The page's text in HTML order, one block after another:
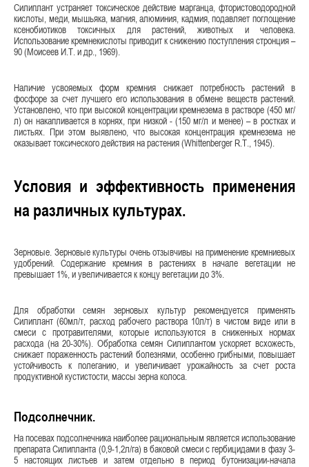
Силиплант устраняет токсическое действие марганца, фтористоводородной
кислоты, меди, мышьяка, магния, алюминия, кадмия, подавляет поглощение
ксенобиотиков токсичных для растений, животных и человека.
Использование кремнекислоты приводит к снижению поступления стронция –
90 (Моисеев И.Т. и др., 1969).
Наличие усвояемых форм кремния снижает потребность растений в
фосфоре за счет лучшего его использования в обмене веществ растений.
Установлено, что при высокой концентрации кремнезема в растворе (450 мг/
л) он накапливается в корнях, при низкой - (150 мг/л и менее) – в ростках и
листьях. При этом выявлено, что высокая концентрация кремнезема не
оказывает токсического действия на растения (Whittenberger R.T., 1945).
Условия и эффективность применения
на различных культурах.
Зерновые. Зерновые культуры очень отзывчивы на применение кремниевых
удобрений. Содержание кремния в растениях в начале вегетации не
превышает 1%, и увеличивается к концу вегетации до 3%.
Для обработки семян зерновых культур рекомендуется применять
Силиплант (60мл/т, расход рабочего раствора 10л/т) в чистом виде или в
смеси с протравителями, которые используются в сниженных нормах
расхода (на 20-30%). Обработка семян Силиплантом ускоряет всхожесть,
снижает пораженность растений болезнями, особенно грибными, повышает
устойчивость к полеганию, и увеличивает урожайность за счет роста
продуктивной кустистости, массы зерна колоса.
Подсолнечник.
На посевах подсолнечника наиболее рациональным является использование
препарата Силипланта (0,9-1,2л/га) в баковой смеси с гербицидами в фазу 3-
5 настоящих листьев и затем отдельно в период бутонизации-начала